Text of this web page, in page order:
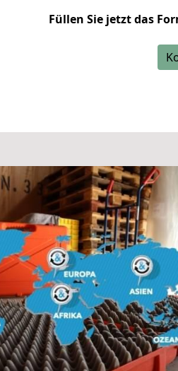
Füllen Sie jetzt das